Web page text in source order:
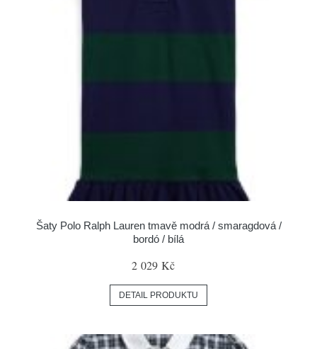
Šaty Polo Ralph Lauren tmavě modrá / smaragdová /
bordó / bílá
2 029 Kč
DETAIL PRODUKTU